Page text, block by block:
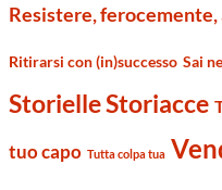
Resistere,
Ritirarsi con (in)successo Sai
Storielle Storiacce
tuo capo Tutta colpa tua